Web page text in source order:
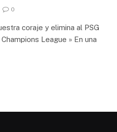
0
coraje y elimina al PSG
League » En una